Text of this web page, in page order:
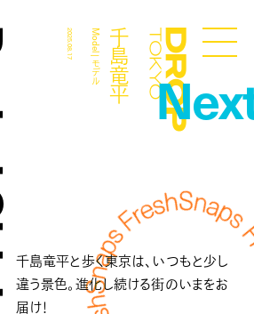
Droptokyo
千島竜平
Model | モデル
2025.08.17
千島竜平と歩く東京は、いつもと少し
違う景色。進化し続ける街のいまをお
届け！